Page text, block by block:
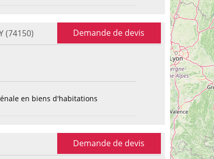
(74150) Demande de devis
en biens d'habitations
Demande de devis